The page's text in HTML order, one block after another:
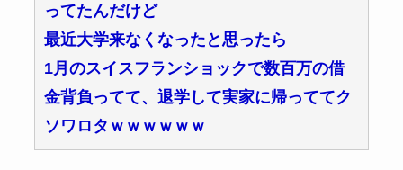
ってたんだけど
最近大学来なくなったと思ったら
1月のスイスフランショックで数百万の借
金背負ってて、退学して実家に帰っててク
ソワロタｗｗｗｗｗｗ